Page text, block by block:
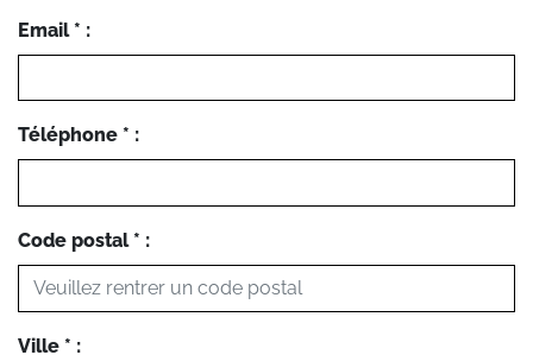
Email * :
Téléphone * :
Code postal * :
Ville * :